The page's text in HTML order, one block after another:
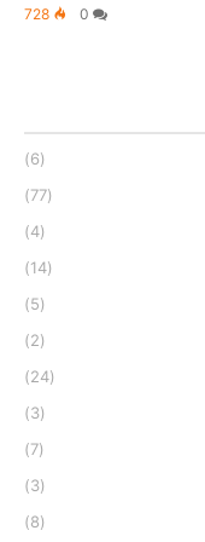
728
(6)
(77)
(4)
(14)
(5)
(2)
(24)
(3)
(7)
(3)
(8)